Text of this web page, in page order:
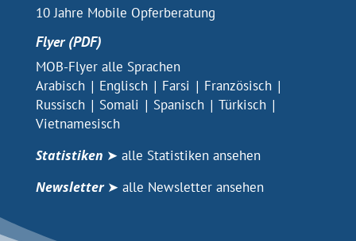
10 Jahre Mobile OpferberatungPDF
Flyer (PDF)
MOB-Flyer alle SprachenPDF
Arabisch PDF - Wir unterstützen dich
| Englisch PDF - Wir unterstützen dich
| Farsi PDF - Wir unterstützen dich
| Französisch PDF - Wir
|
Russisch PDF - Wir unterstützen dich
| Somali PDF - Wir unterstützen dich
| Spanisch PDF - Wir unterstützen
| Türkisch PDF - Wir
|
VietnamesischPDF - Wir unterstützen dich
Statistiken ➤ alle Statistiken ansehen
Newsletter ➤ alle Newsletter ansehen